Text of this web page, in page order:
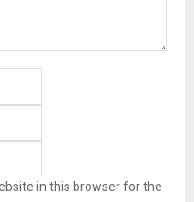
in this browser for the